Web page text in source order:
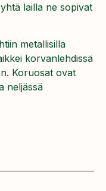
lailla ne sopivat
metallisilla
korvanlehdissä
Koruosat ovat
neljässä